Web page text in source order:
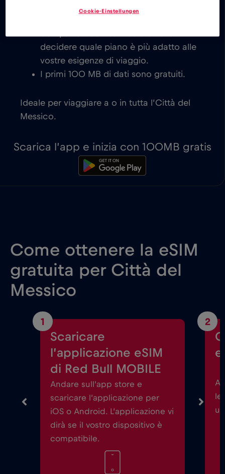
costo per l’Città del Messico, con
decidere quale piano è più adatto alle
vostre esigenze di viaggio.
I primi 100 MB di dati sono gratuiti.
Ideale per viaggiare a o in tutta l’Città del
Messico.
Scarica l’app e inizia con 100MB gratis
Come ottenere la eSIM
gratuita per Città del
Messico
1
Scaricare
l’applicazione eSIM
di Red Bull MOBILE
Andare sull’app store e
scaricare l’applicazione per
iOS o Android. L’applicazione vi
dirà se il vostro dispositivo è
compatibile.
2
le
Cookie-Einstellungen